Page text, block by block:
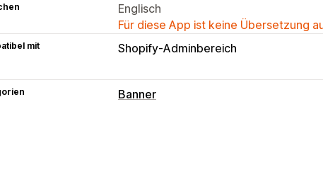
Englisch
Für diese App ist keine Übersetzung
mit Shopify-Adminbereich
Banner